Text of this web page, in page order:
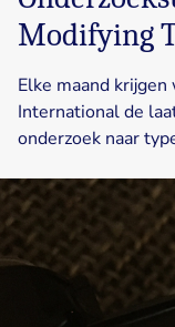
Modifying
Elke maand
International de
onderzoek naar